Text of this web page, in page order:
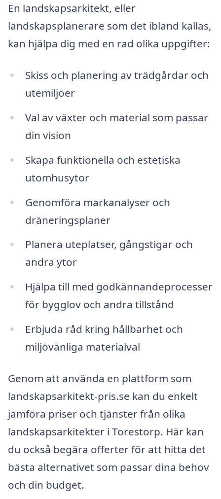
En landskapsarkitekt, eller
landskapsplanerare som det ibland kallas,
kan hjälpa dig med en rad olika uppgifter:
Skiss och planering av trädgårdar och
utemiljöer
Val av växter och material som passar
din vision
Skapa funktionella och estetiska
utomhusytor
Genomföra markanalyser och
dräneringsplaner
Planera uteplatser, gångstigar och
andra ytor
Hjälpa till med godkännandeprocesser
för bygglov och andra tillstånd
Erbjuda råd kring hållbarhet och
miljövänliga materialval
Genom att använda en plattform som
landskapsarkitekt-pris.se kan du enkelt
jämföra priser och tjänster från olika
landskapsarkitekter i Torestorp. Här kan
du också begära offerter för att hitta det
bästa alternativet som passar dina behov
och din budget.